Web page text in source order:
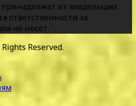
их владельцам.
ответственности за
не несет.
Reserved.